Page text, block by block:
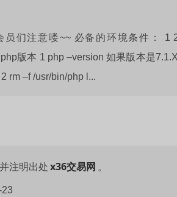
们注意喽~~ 必备的环境条件： 1
版本 1 php –version 如果版本是
rm –f /usr/bin/php l...
并注明出处 x36交易网 。